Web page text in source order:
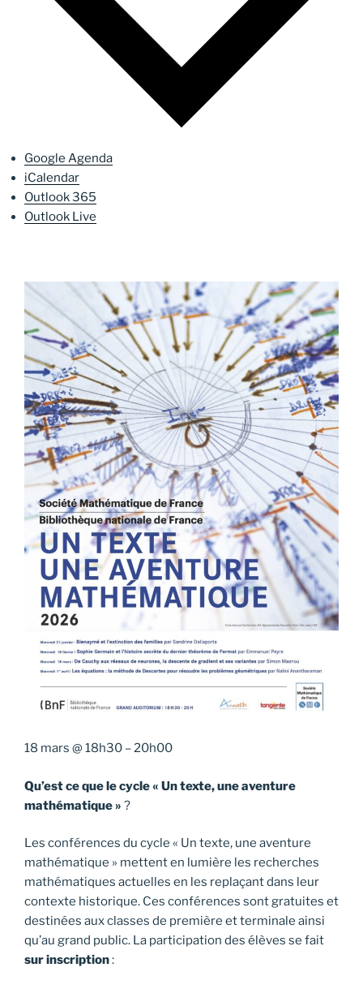
Google Agenda
iCalendar
Outlook 365
Outlook Live
18 mars @ 18h30 –20h00
Qu’est ce que le cycle « Un texte, une aventure
mathématique » ?
Les conférences du cycle « Un texte, une aventure
mathématique » mettent en lumière les recherches
mathématiques actuelles en les replaçant dans leur
contexte historique. Ces conférences sont gratuites et
destinées aux classes de première et terminale ainsi
qu’au grand public. La participation des élèves se fait
sur inscription: